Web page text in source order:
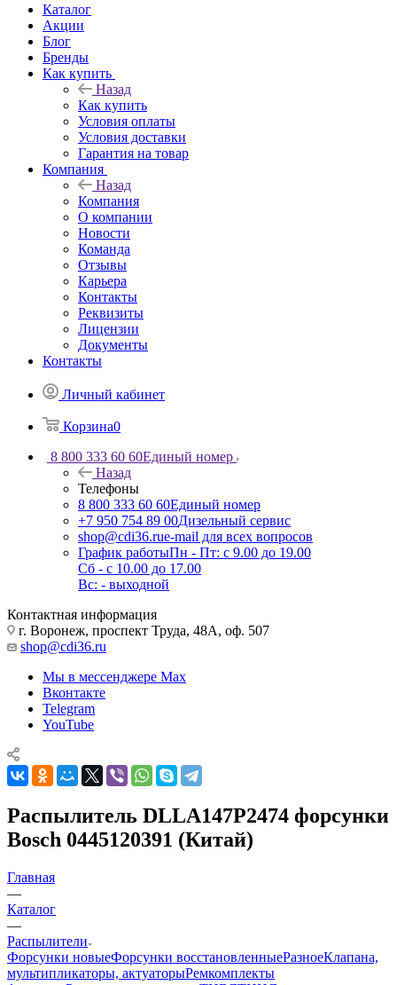
Каталог
Акции
Блог
Бренды
Как купить
Назад
Как купить
Условия оплаты
Условия доставки
Гарантия на товар
Компания
Назад
Компания
О компании
Новости
Команда
Отзывы
Карьера
Контакты
Реквизиты
Лицензии
Документы
Контакты
Личный кабинет
Корзина0
8 800 333 60 60Единый номер
Назад
Телефоны
8 800 333 60 60Единый номер
+7 950 754 89 00Дизельный сервис
shop@cdi36.rue-mail для всех вопросов
График работыПн - Пт: с 9.00 до 19.00
Сб - с 10.00 до 17.00
Вс: - выходной
Контактная информация
г. Воронеж, проспект Труда, 48А, оф. 507
shop@cdi36.ru
Мы в мессенджере Max
Вконтакте
Telegram
YouTube
Распылитель DLLA147P2474 форсунки
Bosch 0445120391 (Китай)
Главная
—
Каталог
—
Распылители
Форсунки новыеФорсунки восстановленныеРазноеКлапана,
мультипликаторы, актуаторыРемкомплекты